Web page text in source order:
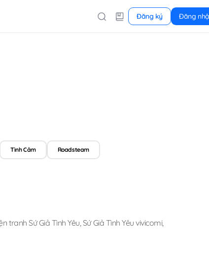
Đăng ký Đăng
Tình Cảm Roadsteam
tranh Sứ Giả Tình Yêu,Sứ Giả Tình Yêu vivicomi,